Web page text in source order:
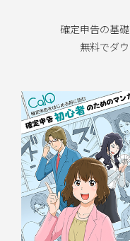
確定申告の基
無料でダ